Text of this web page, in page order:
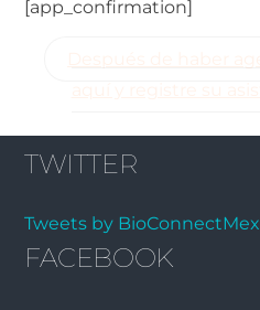
[app_confirmation]
TWITTER
Tweets by BioConnectMex
FACEBOOK